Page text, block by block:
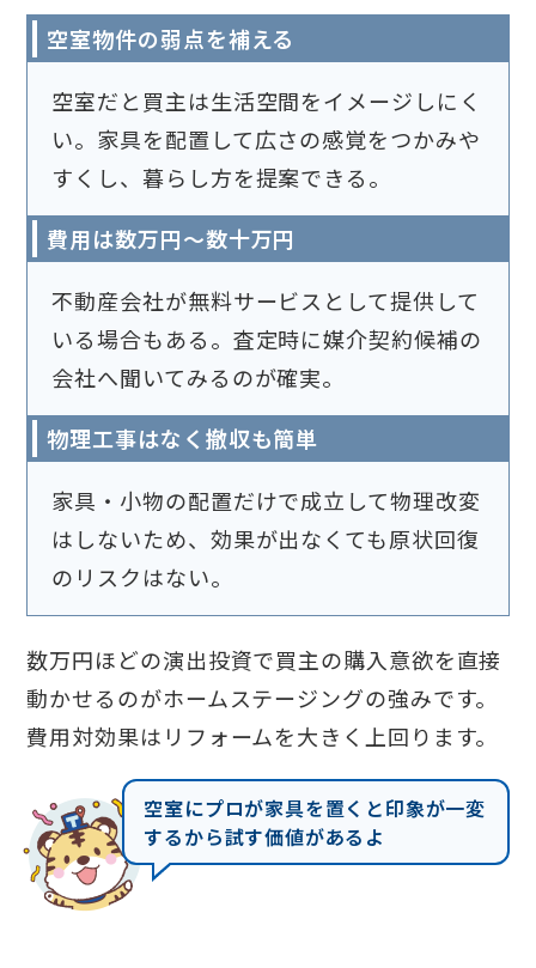
空室物件の弱点を補える
空室だと買主は生活空間をイメージしにく
い。家具を配置して広さの感覚をつかみや
すくし、暮らし方を提案できる。
費用は数万円〜数十万円
不動産会社が無料サービスとして提供して
いる場合もある。査定時に媒介契約候補の
会社へ聞いてみるのが確実。
物理工事はなく撤収も簡単
家具・小物の配置だけで成立して物理改変
はしないため、効果が出なくても原状回復
のリスクはない。
数万円ほどの演出投資で買主の購入意欲を直接
動かせるのがホームステージングの強みです。
費用対効果はリフォームを大きく上回ります。
空室にプロが家具を置くと印象が一変
するから試す価値があるよ